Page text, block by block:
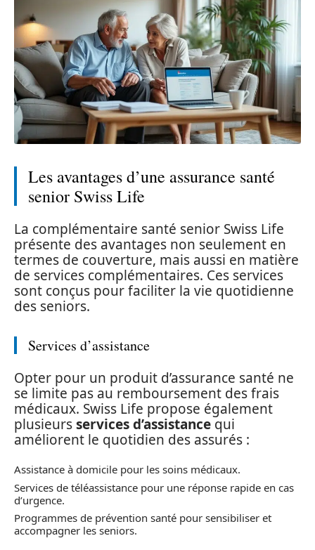
Les avantages d’une assurance santé
senior Swiss Life
La complémentaire santé senior Swiss Life
présente des avantages non seulement en
termes de couverture, mais aussi en matière
de services complémentaires. Ces services
sont conçus pour faciliter la vie quotidienne
des seniors.
Services d’assistance
Opter pour un produit d’assurance santé ne
se limite pas au remboursement des frais
médicaux. Swiss Life propose également
plusieursservices d’assistance qui
améliorent le quotidien des assurés :
Assistance à domicile pour les soins médicaux.
Services de téléassistance pour une réponse rapide en cas
d’urgence.
Programmes de prévention santé pour sensibiliser et
accompagner les seniors.